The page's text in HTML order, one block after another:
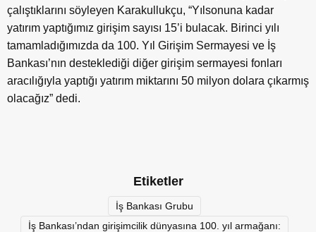
çalıştıklarını söyleyen Karakullukçu, “Yılsonuna kadar
yatırım yaptığımız girişim sayısı 15’i bulacak. Birinci yılı
tamamladığımızda da 100. Yıl Girişim Sermayesi ve İş
Bankası’nın desteklediği diğer girişim sermayesi fonları
aracılığıyla yaptığı yatırım miktarını 50 milyon dolara çıkarmış
olacağız” dedi.
Etiketler
İş Bankası Grubu
İş Bankası’ndan girişimcilik dünyasına 100. yıl armağanı: